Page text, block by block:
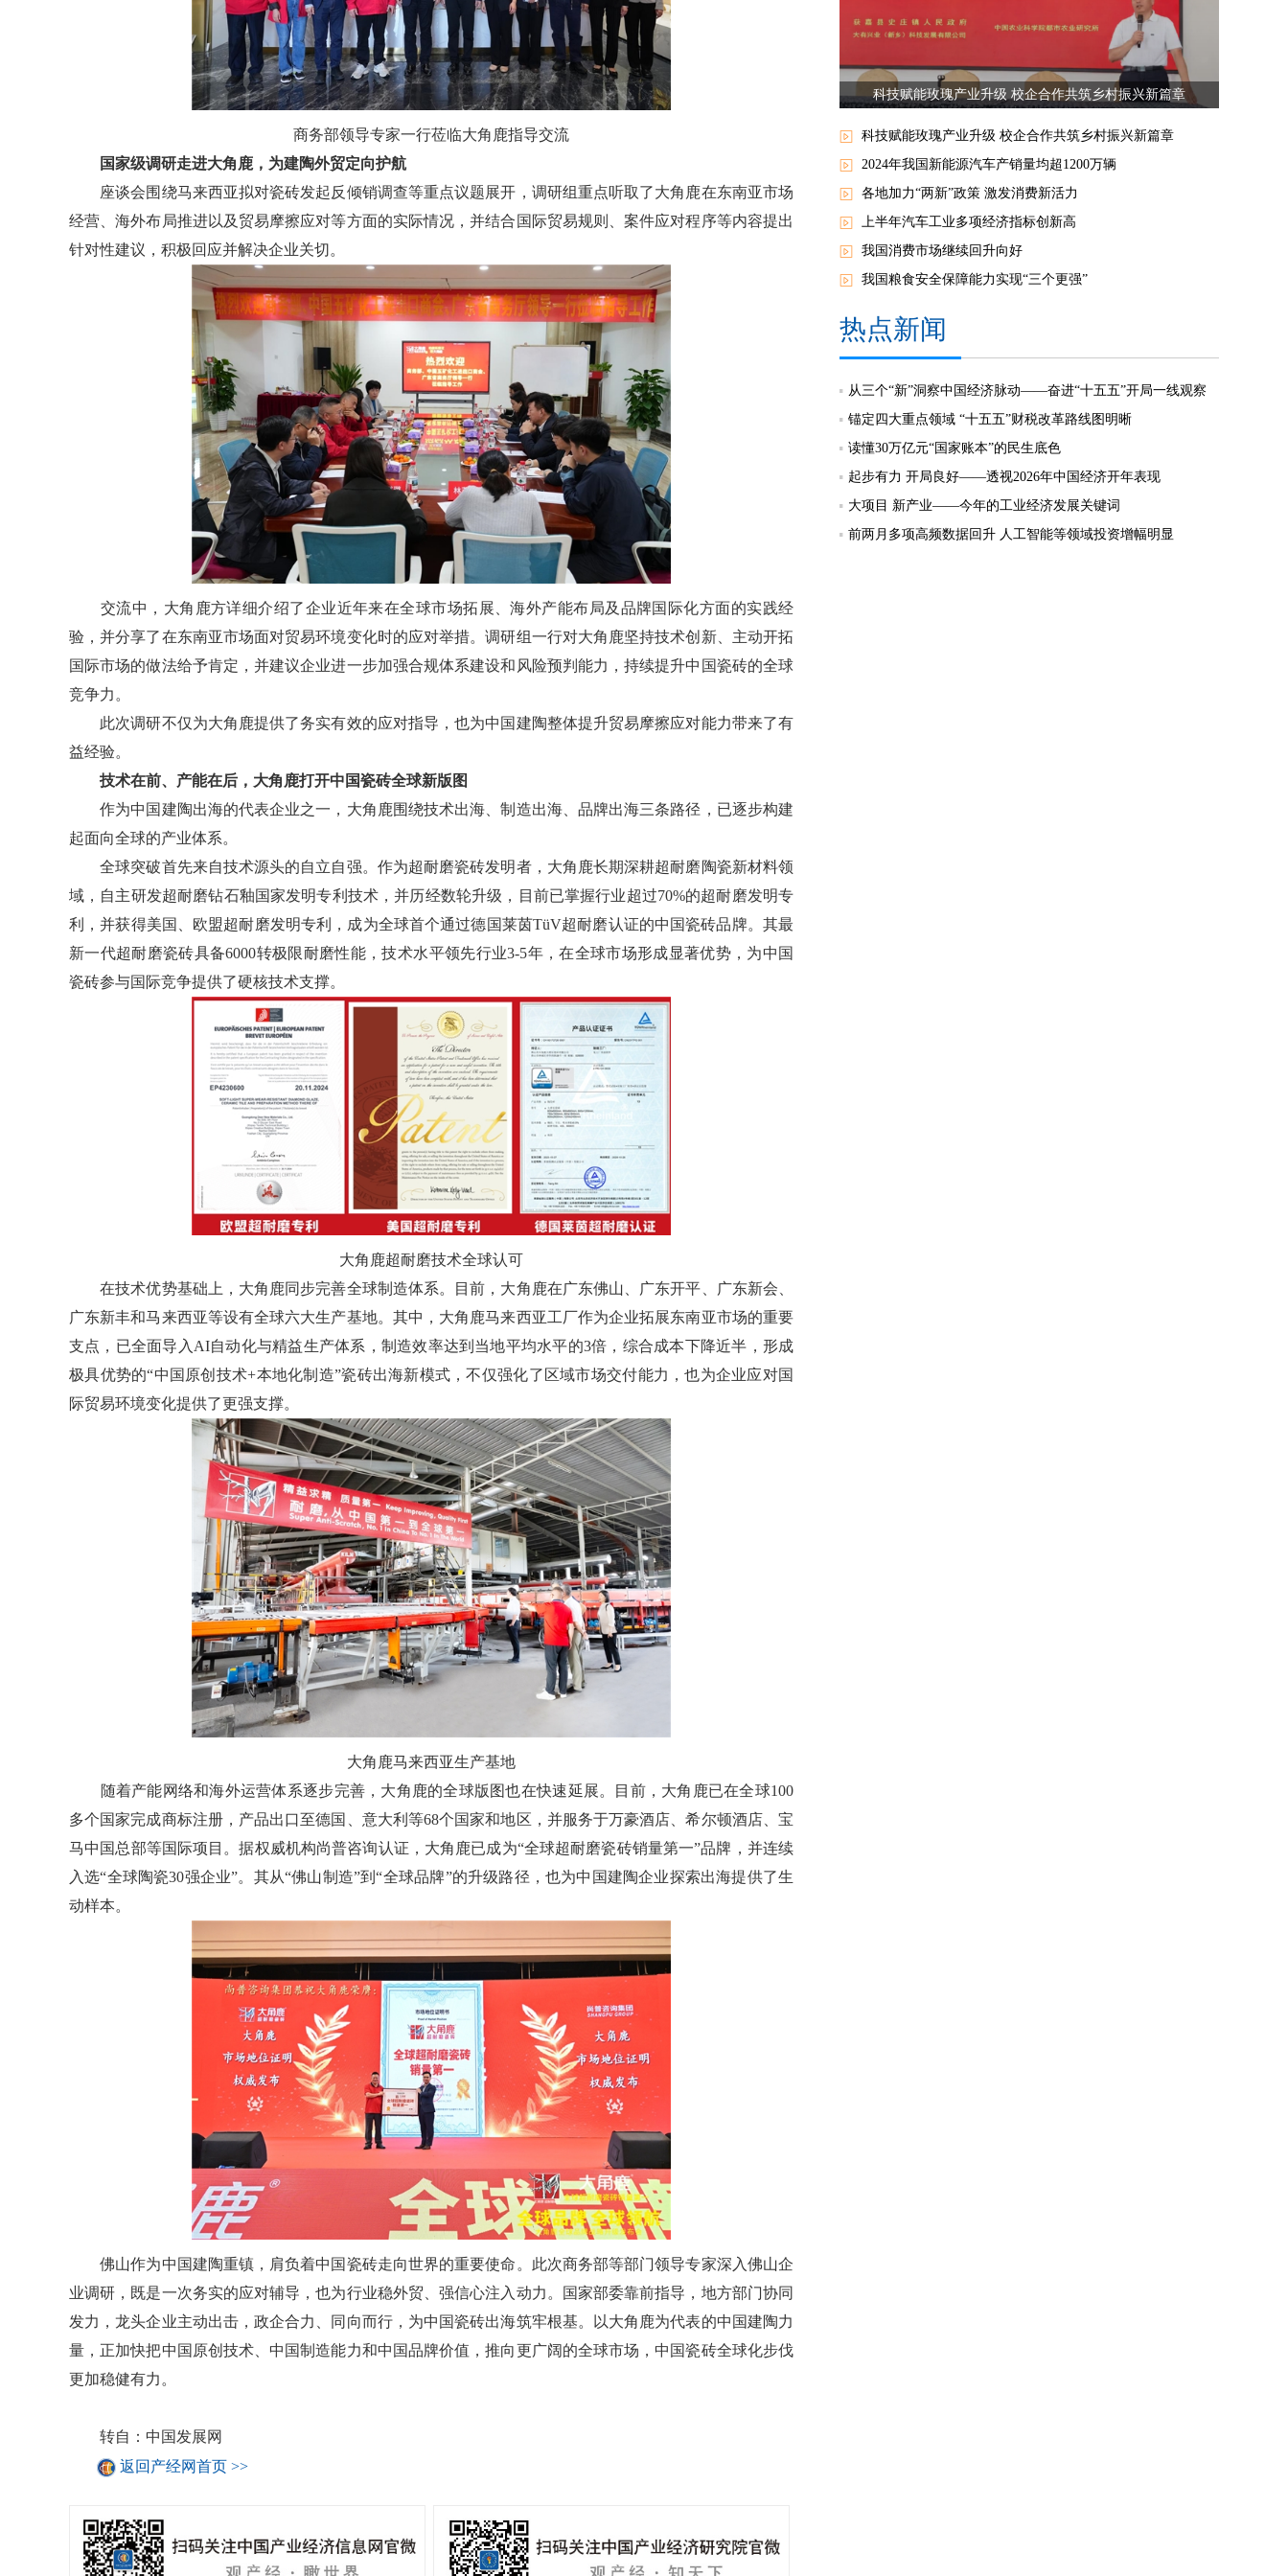
商务部领导专家一行莅临大角鹿指导交流
国家级调研走进大角鹿，为建陶外贸定向护航
座谈会围绕马来西亚拟对瓷砖发起反倾销调查等重点议题展开，调研组重点听取了大角鹿在东南亚市场
经营、海外布局推进以及贸易摩擦应对等方面的实际情况，并结合国际贸易规则、案件应对程序等内容提出
针对性建议，积极回应并解决企业关切。
交流中，大角鹿方详细介绍了企业近年来在全球市场拓展、海外产能布局及品牌国际化方面的实践经
验，并分享了在东南亚市场面对贸易环境变化时的应对举措。调研组一行对大角鹿坚持技术创新、主动开拓
国际市场的做法给予肯定，并建议企业进一步加强合规体系建设和风险预判能力，持续提升中国瓷砖的全球
竞争力。
此次调研不仅为大角鹿提供了务实有效的应对指导，也为中国建陶整体提升贸易摩擦应对能力带来了有
益经验。
技术在前、产能在后，大角鹿打开中国瓷砖全球新版图
作为中国建陶出海的代表企业之一，大角鹿围绕技术出海、制造出海、品牌出海三条路径，已逐步构建
起面向全球的产业体系。
全球突破首先来自技术源头的自立自强。作为超耐磨瓷砖发明者，大角鹿长期深耕超耐磨陶瓷新材料领
域，自主研发超耐磨钻石釉国家发明专利技术，并历经数轮升级，目前已掌握行业超过70%的超耐磨发明专
利，并获得美国、欧盟超耐磨发明专利，成为全球首个通过德国莱茵TüV超耐磨认证的中国瓷砖品牌。其最
新一代超耐磨瓷砖具备6000转极限耐磨性能，技术水平领先行业3-5年，在全球市场形成显著优势，为中国
瓷砖参与国际竞争提供了硬核技术支撑。
大角鹿超耐磨技术全球认可
在技术优势基础上，大角鹿同步完善全球制造体系。目前，大角鹿在广东佛山、广东开平、广东新会、
广东新丰和马来西亚等设有全球六大生产基地。其中，大角鹿马来西亚工厂作为企业拓展东南亚市场的重要
支点，已全面导入AI自动化与精益生产体系，制造效率达到当地平均水平的3倍，综合成本下降近半，形成
极具优势的“中国原创技术+本地化制造”瓷砖出海新模式，不仅强化了区域市场交付能力，也为企业应对国
际贸易环境变化提供了更强支撑。
大角鹿马来西亚生产基地
随着产能网络和海外运营体系逐步完善，大角鹿的全球版图也在快速延展。目前，大角鹿已在全球100
多个国家完成商标注册，产品出口至德国、意大利等68个国家和地区，并服务于万豪酒店、希尔顿酒店、宝
马中国总部等国际项目。据权威机构尚普咨询认证，大角鹿已成为“全球超耐磨瓷砖销量第一”品牌，并连续
入选“全球陶瓷30强企业”。其从“佛山制造”到“全球品牌”的升级路径，也为中国建陶企业探索出海提供了生
动样本。
佛山作为中国建陶重镇，肩负着中国瓷砖走向世界的重要使命。此次商务部等部门领导专家深入佛山企
业调研，既是一次务实的应对辅导，也为行业稳外贸、强信心注入动力。国家部委靠前指导，地方部门协同
发力，龙头企业主动出击，政企合力、同向而行，为中国瓷砖出海筑牢根基。以大角鹿为代表的中国建陶力
量，正加快把中国原创技术、中国制造能力和中国品牌价值，推向更广阔的全球市场，中国瓷砖全球化步伐
更加稳健有力。
转自：中国发展网
返回产经网首页 >>
科技赋能玫瑰产业升级 校企合作共筑乡村振兴新篇章
科技赋能玫瑰产业升级 校企合作共筑乡村振兴新篇章
2024年我国新能源汽车产销量均超1200万辆
各地加力“两新”政策 激发消费新活力
上半年汽车工业多项经济指标创新高
我国消费市场继续回升向好
我国粮食安全保障能力实现“三个更强”
热点新闻
从三个“新”洞察中国经济脉动——奋进“十五五”开局一线观察
锚定四大重点领域 “十五五”财税改革路线图明晰
读懂30万亿元“国家账本”的民生底色
起步有力 开局良好——透视2026年中国经济开年表现
大项目 新产业——今年的工业经济发展关键词
前两月多项高频数据回升 人工智能等领域投资增幅明显